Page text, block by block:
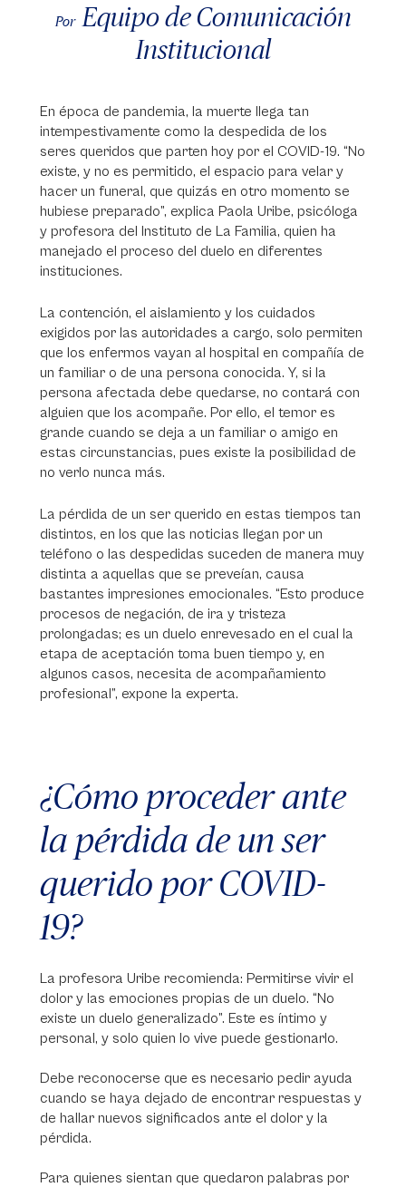
Por Equipo de Comunicación
Institucional
En época de pandemia, la muerte llega tan
intempestivamente como la despedida de los
seres queridos que parten hoy por el COVID-19. “No
existe, y no es permitido, el espacio para velar y
hacer un funeral, que quizás en otro momento se
hubiese preparado”, explica Paola Uribe, psicóloga
y profesora del Instituto de La Familia, quien ha
manejado el proceso del duelo en diferentes
instituciones.
La contención, el aislamiento y los cuidados
exigidos por las autoridades a cargo, solo permiten
que los enfermos vayan al hospital en compañía de
un familiar o de una persona conocida. Y, si la
persona afectada debe quedarse, no contará con
alguien que los acompañe. Por ello, el temor es
grande cuando se deja a un familiar o amigo en
estas circunstancias, pues existe la posibilidad de
no verlo nunca más.
La pérdida de un ser querido en estas tiempos tan
distintos, en los que las noticias llegan por un
teléfono o las despedidas suceden de manera muy
distinta a aquellas que se preveían, causa
bastantes impresiones emocionales. “Esto produce
procesos de negación, de ira y tristeza
prolongadas; es un duelo enrevesado en el cual la
etapa de aceptación toma buen tiempo y, en
algunos casos, necesita de acompañamiento
profesional”, expone la experta.
¿Cómo proceder ante
la pérdida de un ser
querido por COVID-
19?
La profesora Uribe recomienda: Permitirse vivir el
dolor y las emociones propias de un duelo. “No
existe un duelo generalizado”. Este es íntimo y
personal, y solo quien lo vive puede gestionarlo.
Debe reconocerse que es necesario pedir ayuda
cuando se haya dejado de encontrar respuestas y
de hallar nuevos significados ante el dolor y la
pérdida.
Para quienes sientan que quedaron palabras por